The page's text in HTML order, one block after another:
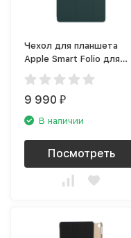
Чехол для планшета
Apple Smart Folio для
iPad Pro 12.9&quot; 2021
штормовой зелёный
9 990₽
В наличии
Посмотреть